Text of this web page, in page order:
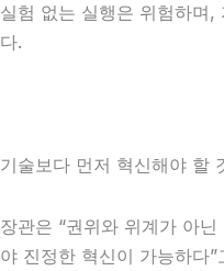
실험 없는 실행은 위험하며,
다.
기술보다 먼저 혁신해야 할
장관은 “권위와 위계가 아
야 진정한 혁신이 가능하다”